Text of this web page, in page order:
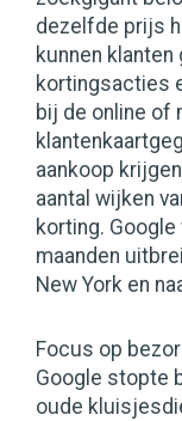
dezelfde prijs
kunnen
kortingsacties
bij de online of
aankoop
aantal wijken
korting.
maanden
New York en
Focus op
Google stopte
oude